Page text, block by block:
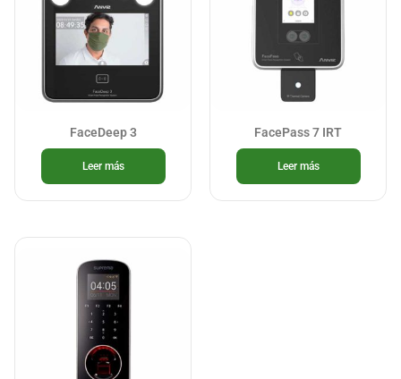
FaceDeep 3
Leer más
FacePass 7 IRT
Leer más